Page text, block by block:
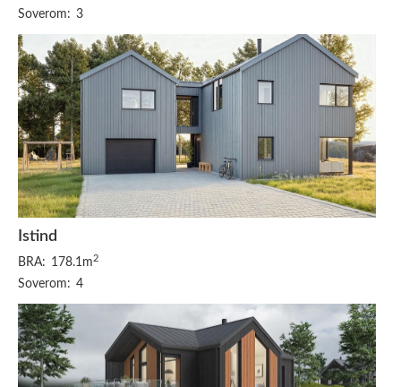
Soverom: 3
Istind
BRA: 178.1m 2
Soverom: 4